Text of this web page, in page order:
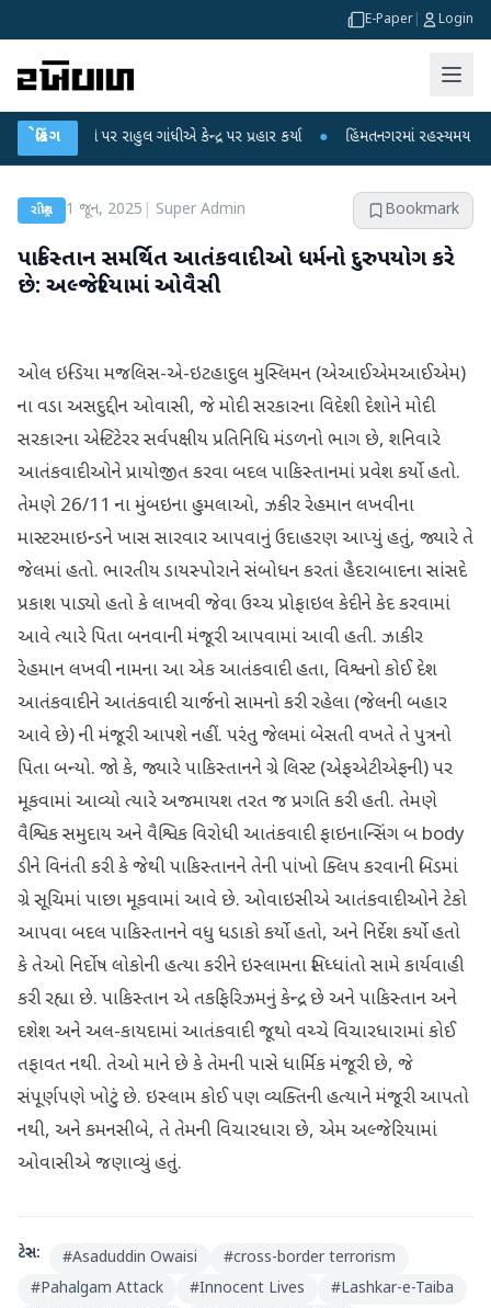
E-Paper Login
બ્રેકિંગ
પર રાહુલ ગાંધીએ કેન્દ્ર પર પ્રહાર કર્યા ● હિંમતનગરમાં રહસ્યમય વાયરસ કે
રાષ્ટ્રીય 1 જૂન, 2025 Super Admin Bookmark
પાકિસ્તાન સમર્થિત આતંકવાદીઓ ધર્મનો દુરુપયોગ કરે
છે: અલ્જેરિયામાં ઓવૈસી
ઓલ ઇન્ડિયા મજલિસ-એ-ઇટહાદુલ મુસ્લિમન (એઆઈએમઆઈએમ)
ના વડા અસદુદ્દીન ઓવાસી, જે મોદી સરકારના વિદેશી દેશોને મોદી
સરકારના એન્ટિટેરર સર્વપક્ષીય પ્રતિનિધિ મંડળનો ભાગ છે, શનિવારે
આતંકવાદીઓને પ્રાયોજીત કરવા બદલ પાકિસ્તાનમાં પ્રવેશ કર્યો હતો.
તેમણે 26/11 ના મુંબઇના હુમલાઓ, ઝકીર રેહમાન લખવીના
માસ્ટરમાઇન્ડને ખાસ સારવાર આપવાનું ઉદાહરણ આપ્યું હતું, જ્યારે તે
જેલમાં હતો. ભારતીય ડાયસ્પોરાને સંબોધન કરતાં હૈદરાબાદના સાંસદે
પ્રકાશ પાડ્યો હતો કે લાખવી જેવા ઉચ્ચ પ્રોફાઇલ કેદીને કેદ કરવામાં
આવે ત્યારે પિતા બનવાની મંજૂરી આપવામાં આવી હતી. ઝાકીર
રેહમાન લખવી નામના આ એક આતંકવાદી હતા, વિશ્વનો કોઈ દેશ
આતંકવાદીને આતંકવાદી ચાર્જનો સામનો કરી રહેલા (જેલની બહાર
આવે છે) ની મંજૂરી આપશે નહીં. પરંતુ જેલમાં બેસતી વખતે તે પુત્રનો
પિતા બન્યો. જો કે, જ્યારે પાકિસ્તાનને ગ્રે લિસ્ટ (એફએટીએફની) પર
મૂકવામાં આવ્યો ત્યારે અજમાયશ તરત જ પ્રગતિ કરી હતી. તેમણે
વૈશ્વિક સમુદાય અને વૈશ્વિક વિરોધી આતંકવાદી ફાઇનાન્સિંગ બ body
ડીને વિનંતી કરી કે જેથી પાકિસ્તાનને તેની પાંખો ક્લિપ કરવાની બિડમાં
ગ્રે સૂચિમાં પાછા મૂકવામાં આવે છે. ઓવાઇસીએ આતંકવાદીઓને ટેકો
આપવા બદલ પાકિસ્તાનને વધુ ધડાકો કર્યો હતો, અને નિર્દેશ કર્યો હતો
કે તેઓ નિર્દોષ લોકોની હત્યા કરીને ઇસ્લામના સિધ્ધાંતો સામે કાર્યવાહી
કરી રહ્યા છે. પાકિસ્તાન એ તકફિરિઝમનું કેન્દ્ર છે અને પાકિસ્તાન અને
દશેશ અને અલ-કાયદામાં આતંકવાદી જૂથો વચ્ચે વિચારધારામાં કોઈ
તફાવત નથી. તેઓ માને છે કે તેમની પાસે ધાર્મિક મંજૂરી છે, જે
સંપૂર્ણપણે ખોટું છે. ઇસ્લામ કોઈ પણ વ્યક્તિની હત્યાને મંજૂરી આપતો
નથી, અને કમનસીબે, તે તેમની વિચારધારા છે, એમ અલ્જેરિયામાં
ઓવાસીએ જણાવ્યું હતું.
ટેગ્સ: #Asaduddin Owaisi #cross-border terrorism
#Pahalgam Attack #Innocent Lives #Lashkar-e-Taiba